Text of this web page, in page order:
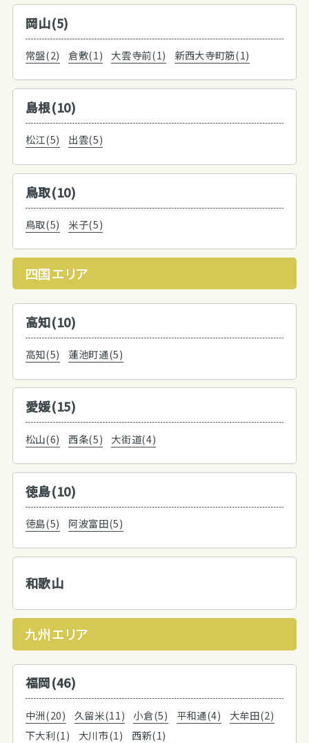
岡山(5)
常盤(2) 倉敷(1) 大雲寺前(1) 新西大寺町筋(1)
島根(10)
松江(5) 出雲(5)
鳥取(10)
鳥取(5) 米子(5)
四国エリア
高知(10)
高知(5) 蓮池町通(5)
愛媛(15)
松山(6) 西条(5) 大街道(4)
徳島(10)
徳島(5) 阿波富田(5)
和歌山
九州エリア
福岡(46)
中洲(20) 久留米(11) 小倉(5) 平和通(4)
大牟田(2)
下大利(1)
大川市(1)
西新(1)